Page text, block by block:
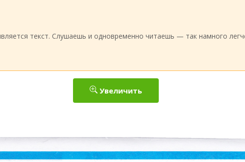
текст. Слушаешь и одновременно читаешь — так намного
Увеличить